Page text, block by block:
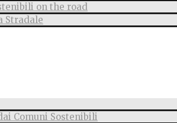
on the road
Stradale
Comuni Sostenibili